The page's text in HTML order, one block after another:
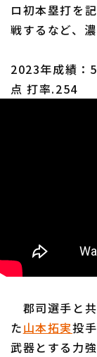
ロ初本塁打を
戦するなど、
2023年成績：
点 打率.254
郡司選手と
た山本拓実投
武器とする力